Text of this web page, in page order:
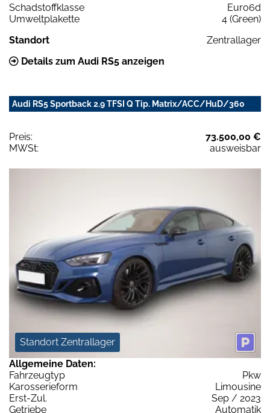
Schadstoffklasse
Euro6d
Umweltplakette
4 (Green)
Standort
Zentrallager
Details zum Audi RS5 anzeigen
Audi RS5 Sportback 2.9 TFSI Q Tip. Matrix/ACC/HuD/360
Preis:
73.500,00 €
MWSt:
ausweisbar
Standort Zentrallager
Allgemeine Daten:
Fahrzeugtyp
Pkw
Karosserieform
Limousine
Erst-Zul.
Sep / 2023
Getriebe
Automatik